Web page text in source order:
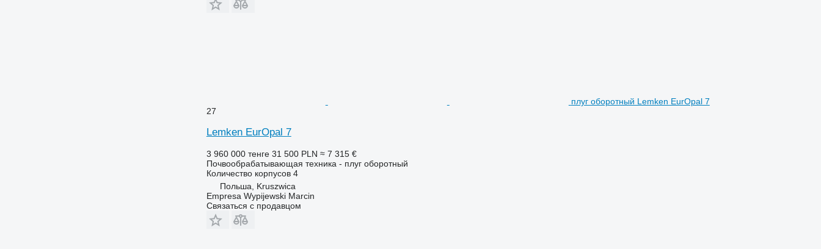
плуг оборотный Lemken EurOpal 7
27
Lemken EurOpal 7
3 960 000 тенге 31 500 PLN ≈ 7 315 €
Почвообрабатывающая техника - плуг оборотный
Количество корпусов 4
Польша, Kruszwica
Empresa Wypijewski Marcin
Связаться с продавцом